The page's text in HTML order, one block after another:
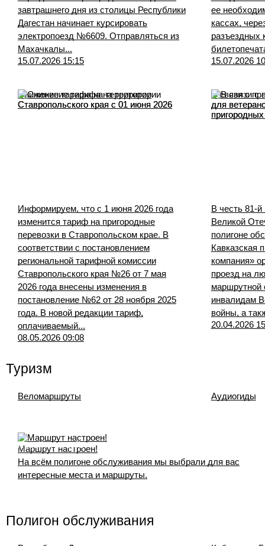
завтрашнего дня из столицы Республики
Дагестан начинает курсировать
электропоезд №6609. Отправляться из
Махачкалы...
15.07.2026 15:15
ее
кассах,
разъездных
15.07.2026
Снижение тарифа на территории
Ставропольского края с 01 июня 2026
Информируем, что с 1 июня 2026 года
изменится тариф на пригородные
перевозки в Ставропольском крае. В
соответствии с постановлением
региональной тарифной комиссии
Ставропольского края №26 от 7 мая
2026 года внесены изменения в
постановление №62 от 28 ноября 2025
года. В новой редакции тариф,
оплачиваемый...
08.05.2026 09:08
В связи с
для
В честь 81-
Великой
полигоне
Кавказская
компания»
проезд на
маршрутной
инвалидам
войны, а
20.04.2026
Туризм
Веломаршруты Аудиогиды
Перейти на сайт
Маршрут настроен!
На всём полигоне обслуживания мы выбрали для вас
интересные места и маршруты.
Полигон обслуживания